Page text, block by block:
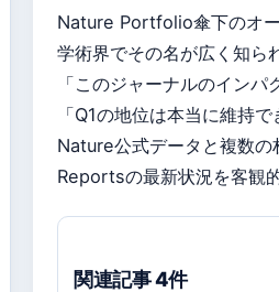
Nature Portfolio傘下のオ
学術界でその名が広く知ら
「このジャーナルのイン
「Q1の地位は本当に維持
Nature公式データと複数
Reportsの最新状況を客観
関連記事 4件